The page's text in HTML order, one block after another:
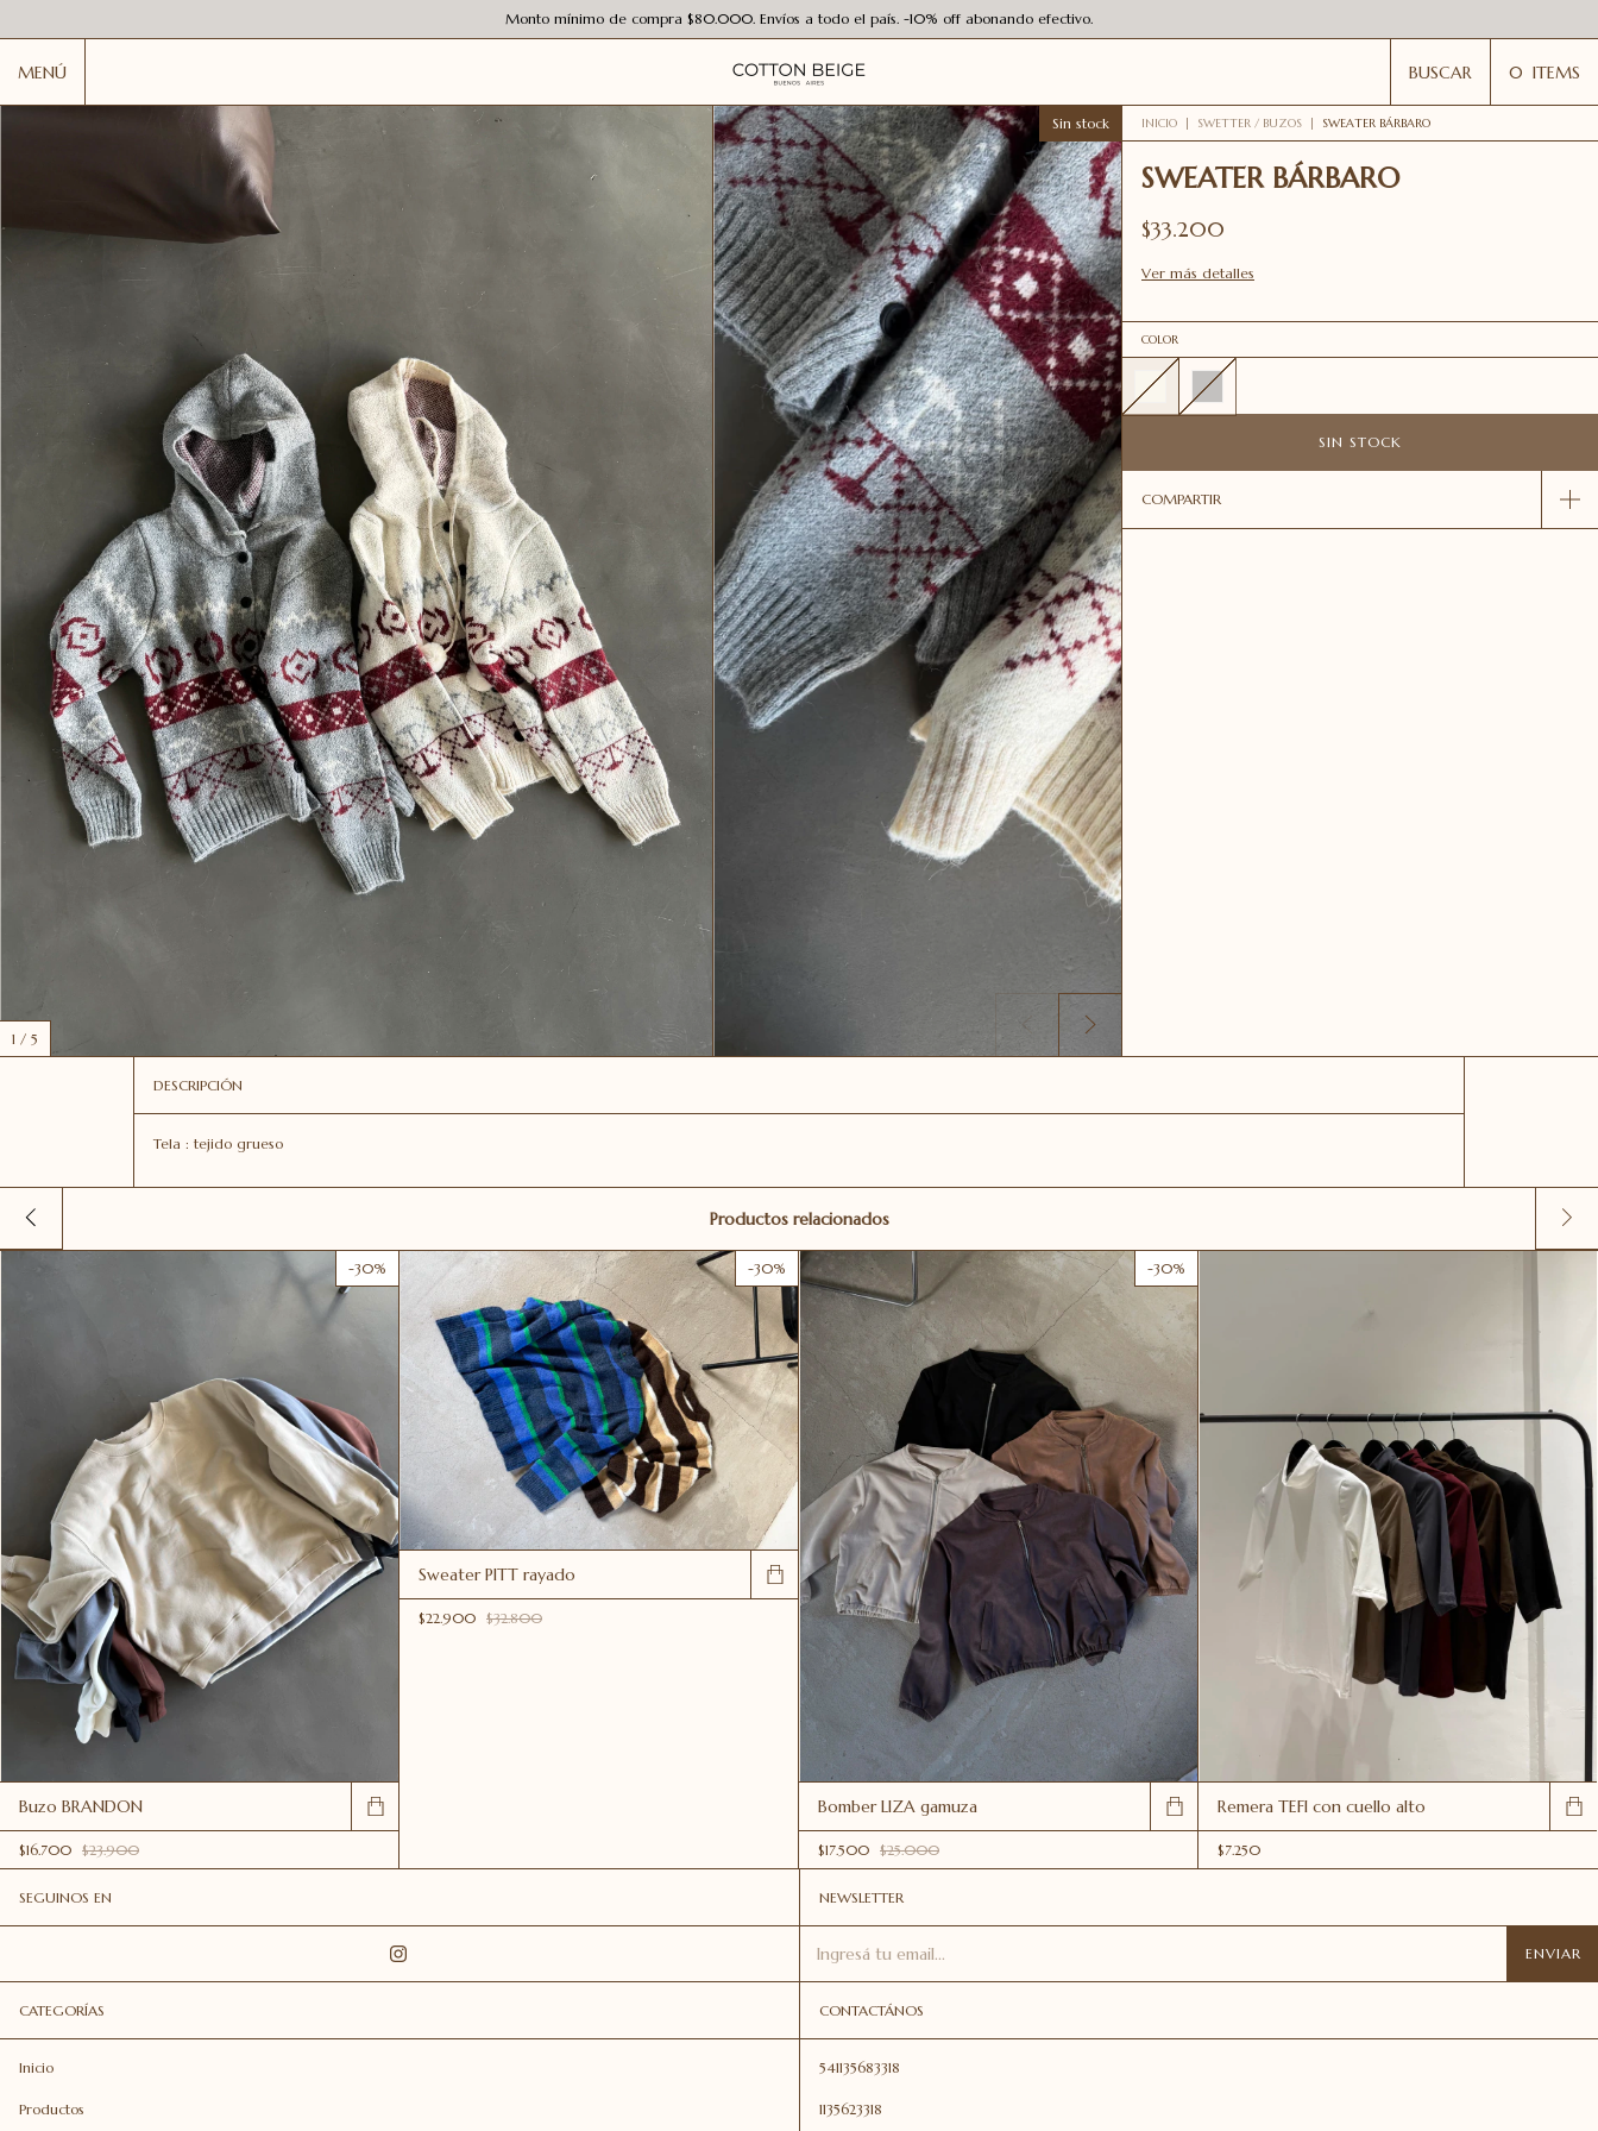
Monto mínimo de compra $80.000. Envíos a todo el país. -10% off abonando efectivo.
MENÚ BUSCAR 0 ITEMS
Sin stock
1 / 5
INICIO | SWETTER / BUZOS | SWEATER BÁRBARO
SWEATER BÁRBARO
$33.200
Ver más detalles
COLOR
COMPARTIR
DESCRIPCIÓN
Tela : tejido grueso
Productos relacionados
-30%
Buzo BRANDON
$16.700 $23.900
-30%
Sweater PITT rayado
$22.900 $32.800
-30%
Bomber LIZA gamuza
$17.500 $25.000
Remera TEFI con cuello alto
$7.250
SEGUINOS EN NEWSLETTER
CATEGORÍAS
Inicio
Productos
CONTACTÁNOS
541135683318
1135623318